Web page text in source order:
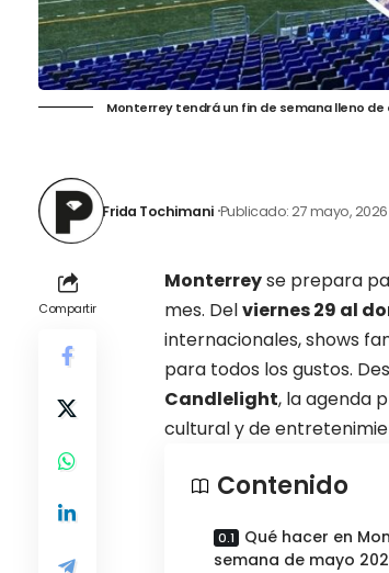
Monterrey tendrá un fin de semana lleno de
Frida Tochimani Publicado: 27 mayo, 2026
Compartir
Monterreyse prepara
mes. Delviernes 29 al
internacionales, shows
para todos los gustos.
Candlelight, la agenda
cultural y de
Contenido
Qué hacer en
semana de mayo